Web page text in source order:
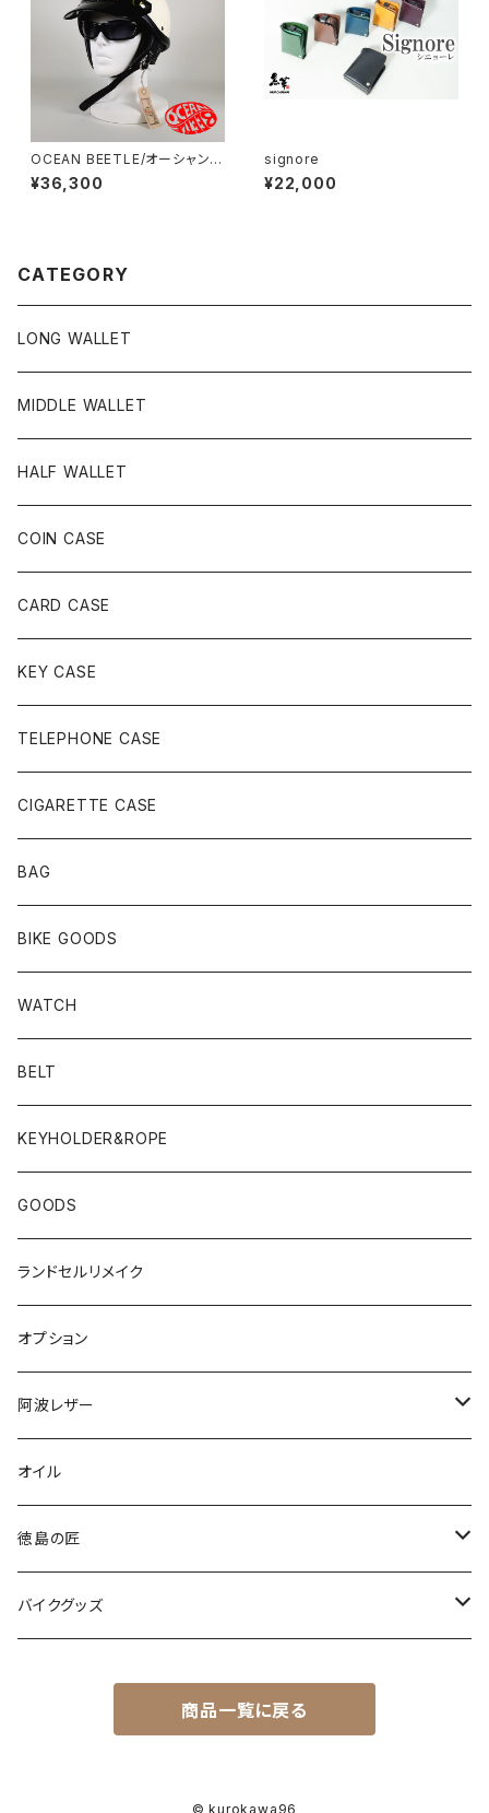
OCEAN BEETLE/オーシャンビ
ートル/SHORTY4/ショーティ
4/アイボリー/ビートル/ヘルメッ
¥36,300
signore
¥22,000
CATEGORY
LONG WALLET
MIDDLE WALLET
HALF WALLET
COIN CASE
CARD CASE
KEY CASE
TELEPHONE CASE
CIGARETTE CASE
BAG
BIKE GOODS
WATCH
BELT
KEYHOLDER&ROPE
GOODS
ランドセルリメイク
オプション
阿波レザー
スタンダード
型染め・絞り染め
爬虫類
オイル
徳島の匠
藍染め製品
バイクグッズ
オーシャンビートル
商品一覧に戻る
© kurokawa96